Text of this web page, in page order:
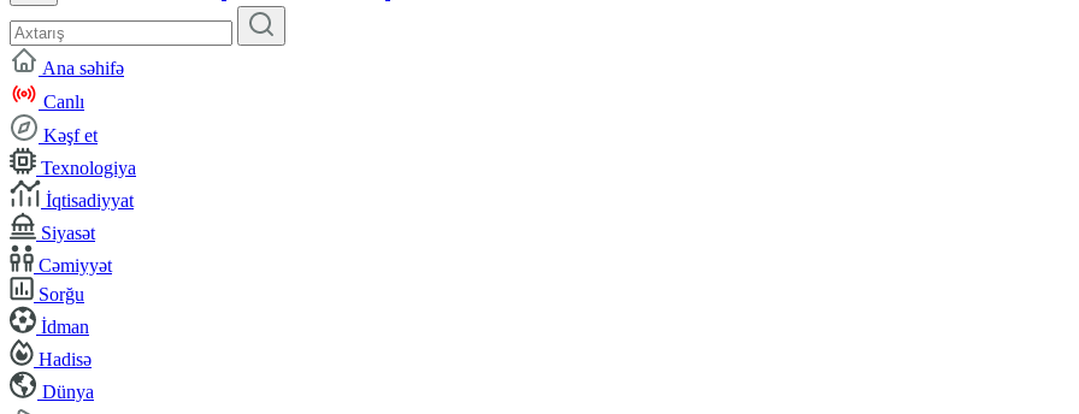
Ana səhifə
Canlı
Kəşf et
Texnologiya
İqtisadiyyat
Siyasət
Cəmiyyət
Sorğu
İdman
Hadisə
Dünya